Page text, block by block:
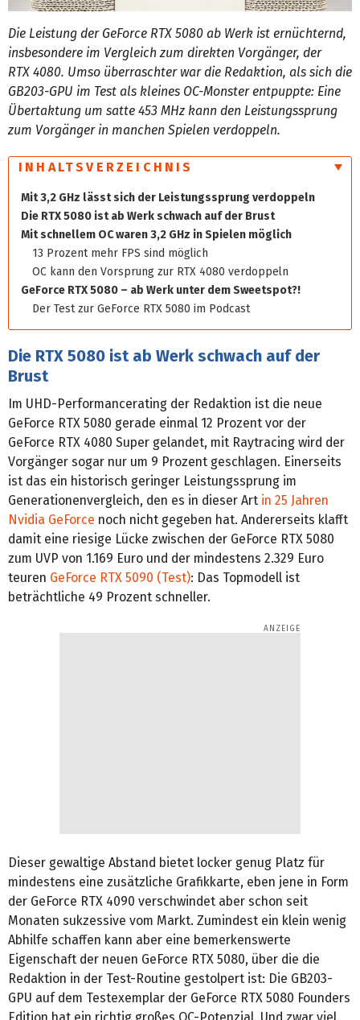
Die Leistung der GeForce RTX 5080 ab Werk ist ernüchternd,
insbesondere im Vergleich zum direkten Vorgänger, der
RTX 4080. Umso überraschter war die Redaktion, als sich die
GB203-GPU im Test als kleines OC-Monster entpuppte: Eine
Übertaktung um satte 453 MHz kann den Leistungssprung
zum Vorgänger in manchen Spielen verdoppeln.
INHALTSVERZEICHNIS
Mit 3,2 GHz lässt sich der Leistungssprung verdoppeln
Die RTX 5080 ist ab Werk schwach auf der Brust
Mit schnellem OC waren 3,2 GHz in Spielen möglich
13 Prozent mehr FPS sind möglich
OC kann den Vorsprung zur RTX 4080 verdoppeln
GeForce RTX 5080 – ab Werk unter dem Sweetspot?!
Der Test zur GeForce RTX 5080 im Podcast
Die RTX 5080 ist ab Werk schwach auf der
Brust
Im UHD-Performancerating der Redaktion ist die neue
GeForce RTX 5080 gerade einmal 12 Prozent vor der
GeForce RTX 4080 Super gelandet, mit Raytracing wird der
Vorgänger sogar nur um 9 Prozent geschlagen. Einerseits
ist das ein historisch geringer Leistungssprung im
Generationenvergleich, den es in dieser Art in 25 Jahren
Nvidia GeForce noch nicht gegeben hat. Andererseits klafft
damit eine riesige Lücke zwischen der GeForce RTX 5080
zum UVP von 1.169 Euro und der mindestens 2.329 Euro
teuren GeForce RTX 5090 (Test): Das Topmodell ist
beträchtliche 49 Prozent schneller.
Dieser gewaltige Abstand bietet locker genug Platz für
mindestens eine zusätzliche Grafikkarte, eben jene in Form
der GeForce RTX 4090 verschwindet aber schon seit
Monaten sukzessive vom Markt. Zumindest ein klein wenig
Abhilfe schaffen kann aber eine bemerkenswerte
Eigenschaft der neuen GeForce RTX 5080, über die die
Redaktion in der Test-Routine gestolpert ist: Die GB203-
GPU auf dem Testexemplar der GeForce RTX 5080 Founders